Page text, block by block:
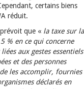
certains biens
réduit.
que « la taxe sur la
% en ce qui concerne
aux gestes essentiels
et des personnes
les accomplir, fournies
déclarés en